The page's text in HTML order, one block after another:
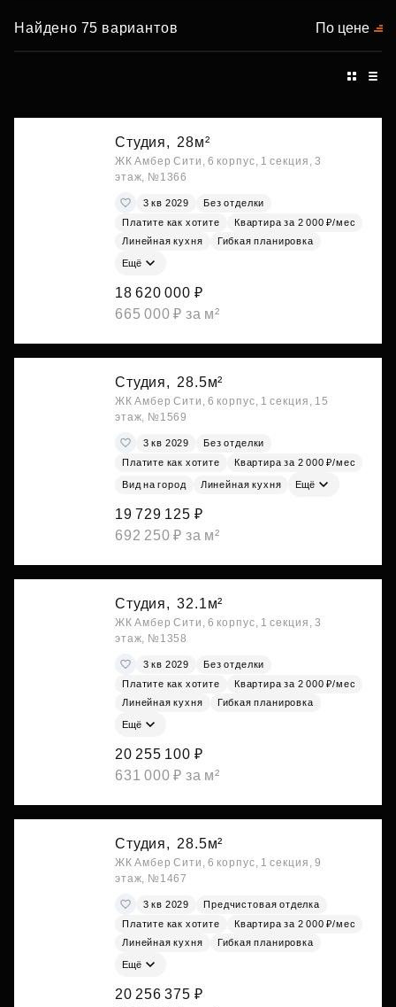
Найдено 75 вариантов По цене
Студия, 28м²
ЖК Амбер Сити, 6 корпус, 1 секция, 3
этаж, №1366
3 кв 2029
Без отделки
Платите как хотите
Квартира за 2 000 ₽/мес
Линейная кухня
Гибкая планировка
Ещё
18 620 000 ₽
665 000 ₽ за м²
Студия, 28.5м²
ЖК Амбер Сити, 6 корпус, 1 секция, 15
этаж, №1569
3 кв 2029
Без отделки
Платите как хотите
Квартира за 2 000 ₽/мес
Вид на город Линейная кухня Ещё
19 729 125 ₽
692 250 ₽ за м²
Студия, 32.1м²
ЖК Амбер Сити, 6 корпус, 1 секция, 3
этаж, №1358
3 кв 2029
Без отделки
Платите как хотите
Квартира за 2 000 ₽/мес
Линейная кухня
Гибкая планировка
Ещё
20 255 100 ₽
631 000 ₽ за м²
Студия, 28.5м²
ЖК Амбер Сити, 6 корпус, 1 секция, 9
этаж, №1467
3 кв 2029
Предчистовая отделка
Платите как хотите
Квартира за 2 000 ₽/мес
Линейная кухня
Гибкая планировка
Ещё
20 256 375 ₽